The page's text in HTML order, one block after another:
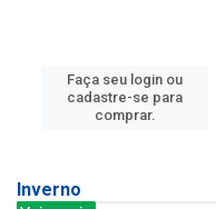
Faça seu login ou
cadastre-se para
comprar.
Inverno